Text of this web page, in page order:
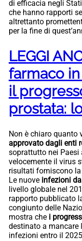
di efficacia negli
che hanno rapporti
altrettanto
per la fine di
LEGGI
farmaco
il
prostata:
Non è chiaro quanto
approvato dagli enti
soprattutto nei Paesi
velocemente il virus
risultati forniscono la
Le nuove infezioni
livello globale nel
rapporto pubblicato
congiunto delle
mostra che i
destinato a mancare
infezioni entro il